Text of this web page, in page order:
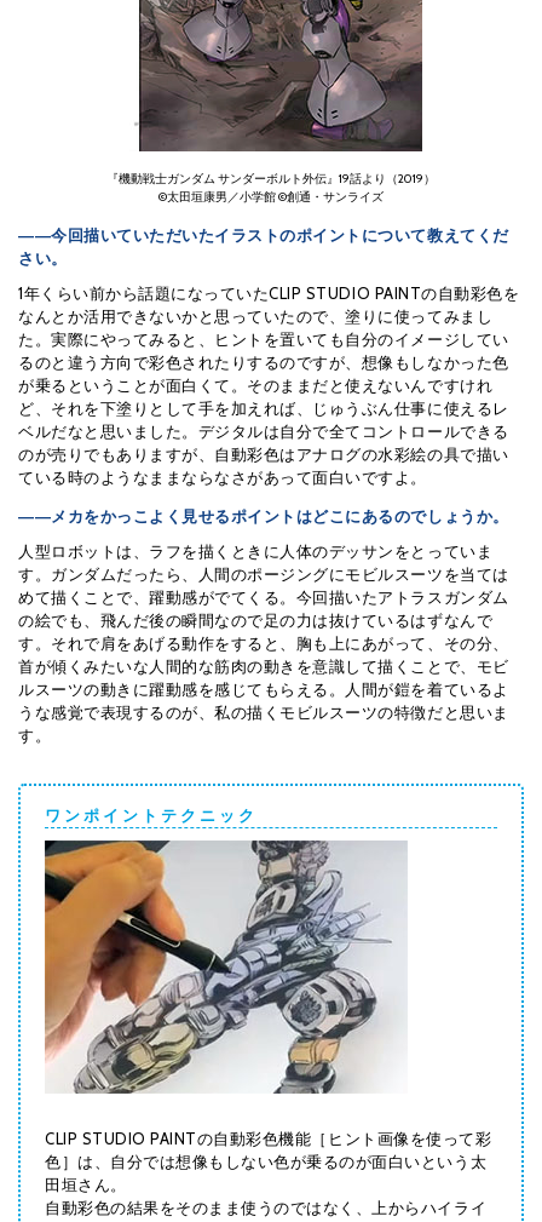
『機動戦士ガンダム サンダーボルト外伝』19話より（2019）
©太田垣康男／小学館 ©創通・サンライズ
――今回描いていただいたイラストのポイントについて教えてくだ
さい。
1年くらい前から話題になっていたCLIP STUDIO PAINTの自動彩色を
なんとか活用できないかと思っていたので、塗りに使ってみまし
た。実際にやってみると、ヒントを置いても自分のイメージしてい
るのと違う方向で彩色されたりするのですが、想像もしなかった色
が乗るということが面白くて。そのままだと使えないんですけれ
ど、それを下塗りとして手を加えれば、じゅうぶん仕事に使えるレ
ベルだなと思いました。デジタルは自分で全てコントロールできる
のが売りでもありますが、自動彩色はアナログの水彩絵の具で描い
ている時のようなままならなさがあって面白いですよ。
――メカをかっこよく見せるポイントはどこにあるのでしょうか。
人型ロボットは、ラフを描くときに人体のデッサンをとっていま
す。ガンダムだったら、人間のポージングにモビルスーツを当ては
めて描くことで、躍動感がでてくる。今回描いたアトラスガンダム
の絵でも、飛んだ後の瞬間なので足の力は抜けているはずなんで
す。それで肩をあげる動作をすると、胸も上にあがって、その分、
首が傾くみたいな人間的な筋肉の動きを意識して描くことで、モビ
ルスーツの動きに躍動感を感じてもらえる。人間が鎧を着ているよ
うな感覚で表現するのが、私の描くモビルスーツの特徴だと思いま
す。
ワ ン ポ イ ン ト テ ク ニ ッ ク
CLIP STUDIO PAINTの自動彩色機能［ヒント画像を使って彩
色］は、自分では想像もしない色が乗るのが面白いという太
田垣さん。
自動彩色の結果をそのまま使うのではなく、上からハイライ